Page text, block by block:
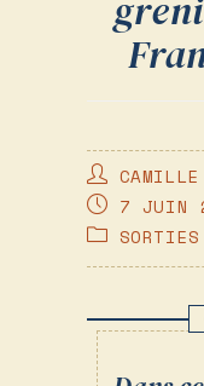
AUTEUR/
DE
LA
CAMILLE
PUBLIÉE :
7 JUIN
POST